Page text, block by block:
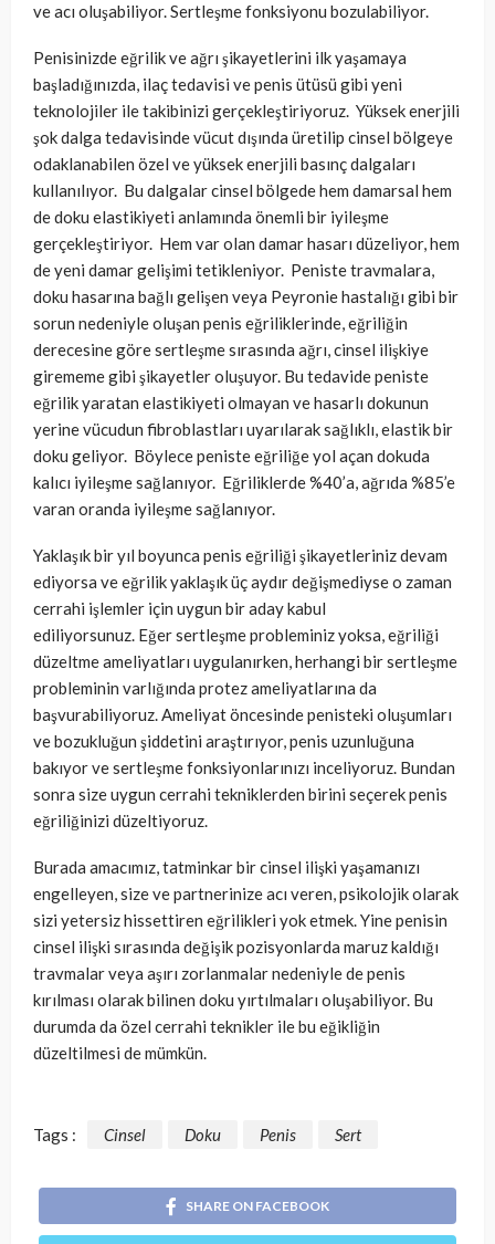
ve acı oluşabiliyor. Sertleşme fonksiyonu bozulabiliyor.
Penisinizde eğrilik ve ağrı şikayetlerini ilk yaşamaya
başladığınızda, ilaç tedavisi ve penis ütüsü gibi yeni
teknolojiler ile takibinizi gerçekleştiriyoruz. Yüksek enerjili
şok dalga tedavisinde vücut dışında üretilip cinsel bölgeye
odaklanabilen özel ve yüksek enerjili basınç dalgaları
kullanılıyor. Bu dalgalar cinsel bölgede hem damarsal hem
de doku elastikiyeti anlamında önemli bir iyileşme
gerçekleştiriyor. Hem var olan damar hasarı düzeliyor, hem
de yeni damar gelişimi tetikleniyor. Peniste travmalara,
doku hasarına bağlı gelişen veya Peyronie hastalığı gibi bir
sorun nedeniyle oluşan penis eğriliklerinde, eğriliğin
derecesine göre sertleşme sırasında ağrı, cinsel ilişkiye
girememe gibi şikayetler oluşuyor. Bu tedavide peniste
eğrilik yaratan elastikiyeti olmayan ve hasarlı dokunun
yerine vücudun fibroblastları uyarılarak sağlıklı, elastik bir
doku geliyor. Böylece peniste eğriliğe yol açan dokuda
kalıcı iyileşme sağlanıyor. Eğriliklerde %40’a, ağrıda %85’e
varan oranda iyileşme sağlanıyor.
Yaklaşık bir yıl boyunca penis eğriliği şikayetleriniz devam
ediyorsa ve eğrilik yaklaşık üç aydır değişmediyse o zaman
cerrahi işlemler için uygun bir aday kabul
ediliyorsunuz. Eğer sertleşme probleminiz yoksa, eğriliği
düzeltme ameliyatları uygulanırken, herhangi bir sertleşme
probleminin varlığında protez ameliyatlarına da
başvurabiliyoruz. Ameliyat öncesinde penisteki oluşumları
ve bozukluğun şiddetini araştırıyor, penis uzunluğuna
bakıyor ve sertleşme fonksiyonlarınızı inceliyoruz. Bundan
sonra size uygun cerrahi tekniklerden birini seçerek penis
eğriliğinizi düzeltiyoruz.
Burada amacımız, tatminkar bir cinsel ilişki yaşamanızı
engelleyen, size ve partnerinize acı veren, psikolojik olarak
sizi yetersiz hissettiren eğrilikleri yok etmek. Yine penisin
cinsel ilişki sırasında değişik pozisyonlarda maruz kaldığı
travmalar veya aşırı zorlanmalar nedeniyle de penis
kırılması olarak bilinen doku yırtılmaları oluşabiliyor. Bu
durumda da özel cerrahi teknikler ile bu eğikliğin
düzeltilmesi de mümkün.
Tags : Cinsel Doku Penis Sert
SHARE ON FACEBOOK